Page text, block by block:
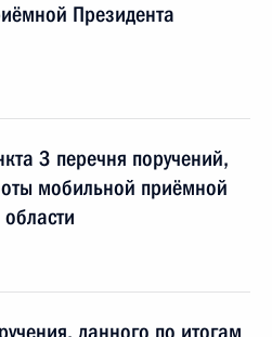
Президента
3 перечня поручений,
мобильной приёмной
данного по итогам